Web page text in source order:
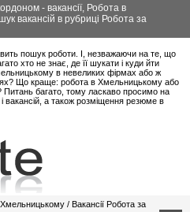
- вакансії, Робота в
вакансій в рубриці Робота за
пошук роботи. І, незважаючи на те, що
хто не знає, де її шукати і куди йти
в невеликих фірмах або ж
Що краще: робота в Хмельницькому або
Питань багато, тому ласкаво просимо на
вакансій, а також розміщення резюме в
Хмельницькому / Вакансії Робота за